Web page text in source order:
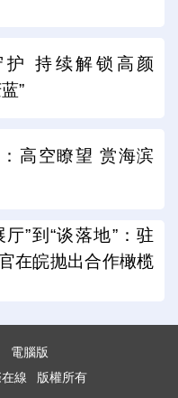
护 持续解锁高颜
”
高空瞭望 赏海滨
厅”到“谈落地”：驻
在皖抛出合作橄榄
電腦版
線 版權所有